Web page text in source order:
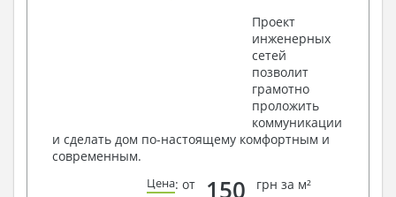
Разрезы и состав конструкций
Фасады с ведомостью внешних отделок
Элементы проемов – спецификация
Ведомость перемычек – сечения и
Объемы основных строительных материалов
Архитектурные узлы в конструкциях
2. Конструктивный раздел:
Проект
инженерных
сетей
позволит
грамотно
проложить
коммуникации
и сделать дом по-настоящему комфортным и
современным.
Цена: от 150 грн за м²